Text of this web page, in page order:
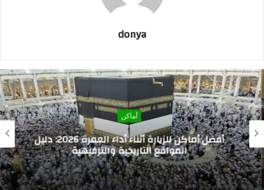
donya
أماكن
أفضل أماكن للزيارة أثناء أداء العمرة 2026: دليل
المواقع التاريخية والترفيهية